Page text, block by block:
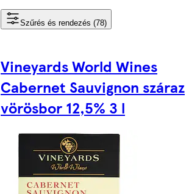
Szűrés és rendezés (78)
Vineyards World Wines
Cabernet Sauvignon száraz
vörösbor 12,5% 3 l